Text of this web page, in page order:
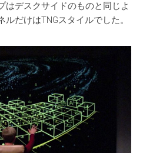
はデスクサイドのものと同じよ
だけはTNGスタイルでした。